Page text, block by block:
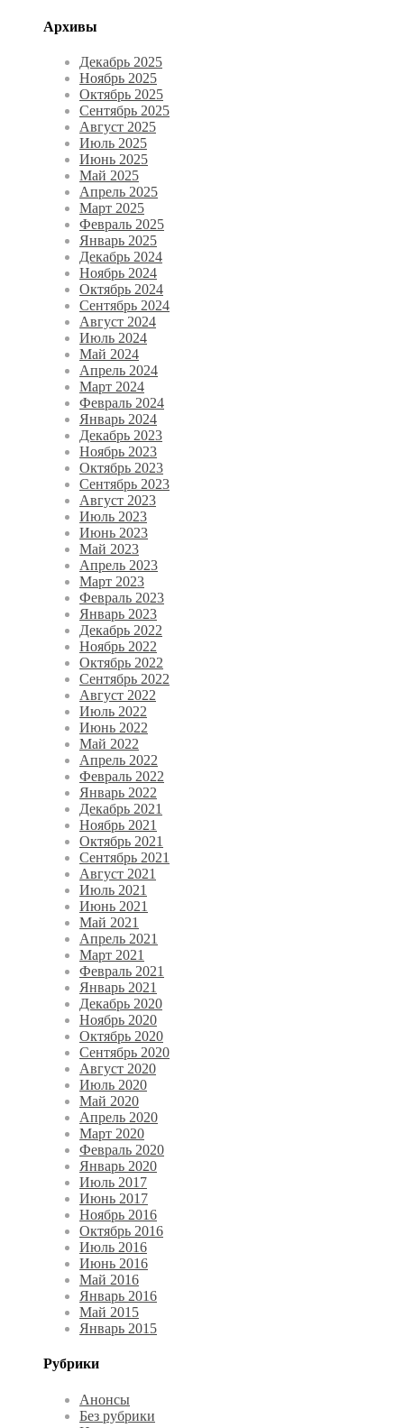
Архивы
Декабрь 2025
Ноябрь 2025
Октябрь 2025
Сентябрь 2025
Август 2025
Июль 2025
Июнь 2025
Май 2025
Апрель 2025
Март 2025
Февраль 2025
Январь 2025
Декабрь 2024
Ноябрь 2024
Октябрь 2024
Сентябрь 2024
Август 2024
Июль 2024
Май 2024
Апрель 2024
Март 2024
Февраль 2024
Январь 2024
Декабрь 2023
Ноябрь 2023
Октябрь 2023
Сентябрь 2023
Август 2023
Июль 2023
Июнь 2023
Май 2023
Апрель 2023
Март 2023
Февраль 2023
Январь 2023
Декабрь 2022
Ноябрь 2022
Октябрь 2022
Сентябрь 2022
Август 2022
Июль 2022
Июнь 2022
Май 2022
Апрель 2022
Февраль 2022
Январь 2022
Декабрь 2021
Ноябрь 2021
Октябрь 2021
Сентябрь 2021
Август 2021
Июль 2021
Июнь 2021
Май 2021
Апрель 2021
Март 2021
Февраль 2021
Январь 2021
Декабрь 2020
Ноябрь 2020
Октябрь 2020
Сентябрь 2020
Август 2020
Июль 2020
Май 2020
Апрель 2020
Март 2020
Февраль 2020
Январь 2020
Июль 2017
Июнь 2017
Ноябрь 2016
Октябрь 2016
Июль 2016
Июнь 2016
Май 2016
Январь 2016
Май 2015
Январь 2015
Рубрики
Анонсы
Без рубрики